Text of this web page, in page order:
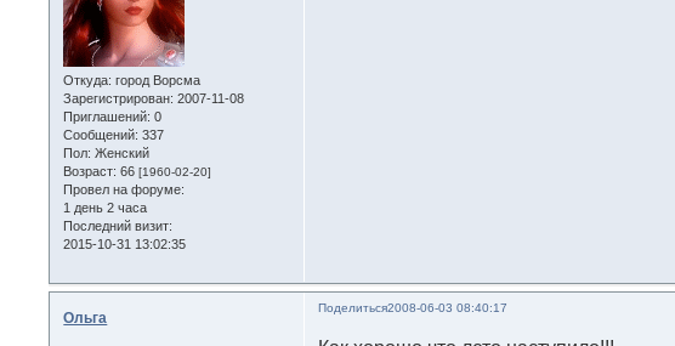
Откуда: город Ворсма
Зарегистрирован: 2007-11-08
Приглашений: 0
Сообщений: 337
Пол: Женский
Возраст: 66[1960-02-20]
Провел на форуме:
1 день 2 часа
Последний визит:
2015-10-31 13:02:35
Поделиться2008-06-03 08:40:17
Ольга